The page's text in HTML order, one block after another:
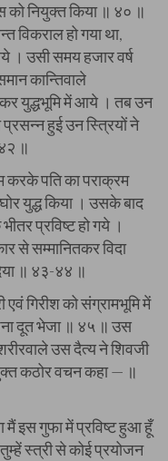
को नियुक्त किया ॥ ४० ॥
विकराल हो गया था,
। उसी समय हजार वर्ष
कान्तिवाले
युद्धभूमि में आये । तब उन
हुई उन स्त्रियों ने
॥
करके पति का पराक्रम
युद्ध किया । उसके बाद
प्रविष्ट हो गये ।
से सम्मानितकर विदा
॥ ४३-४४ ॥
गिरीश को संग्रामभूमि में
दूत भेजा ॥ ४५ ॥ उस
उस दैत्य ने शिवजी
कठोर वचन कहा — ॥
मैं इस गुफा में प्रविष्ट हुआ हूँ
स्त्री से कोई प्रयोजन